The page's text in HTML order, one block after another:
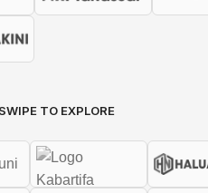
TO EXPLORE